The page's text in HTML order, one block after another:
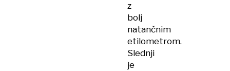
z
bolj
natančnim
etilometrom.
Slednji
je